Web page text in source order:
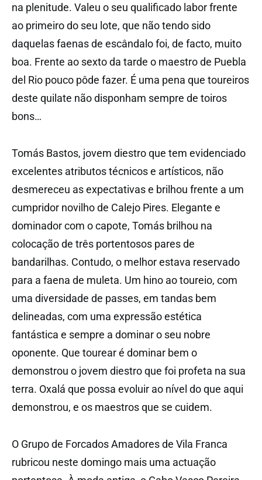
na plenitude. Valeu o seu qualificado labor frente
ao primeiro do seu lote, que não tendo sido
daquelas faenas de escândalo foi, de facto, muito
boa. Frente ao sexto da tarde o maestro de Puebla
del Rio pouco pôde fazer. É uma pena que toureiros
deste quilate não disponham sempre de toiros
bons…
Tomás Bastos, jovem diestro que tem evidenciado
excelentes atributos técnicos e artísticos, não
desmereceu as expectativas e brilhou frente a um
cumpridor novilho de Calejo Pires. Elegante e
dominador com o capote, Tomás brilhou na
colocação de três portentosos pares de
bandarilhas. Contudo, o melhor estava reservado
para a faena de muleta. Um hino ao toureio, com
uma diversidade de passes, em tandas bem
delineadas, com uma expressão estética
fantástica e sempre a dominar o seu nobre
oponente. Que tourear é dominar bem o
demonstrou o jovem diestro que foi profeta na sua
terra. Oxalá que possa evoluir ao nível do que aqui
demonstrou, e os maestros que se cuidem.
O Grupo de Forcados Amadores de Vila Franca
rubricou neste domingo mais uma actuação